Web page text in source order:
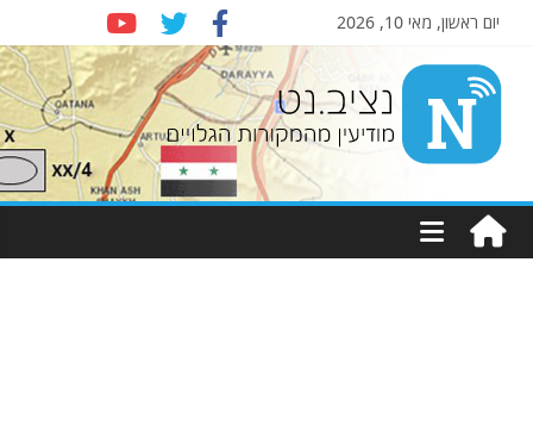
יום ראשון, מאי 10, 2026
Nziv.net
מודיעין
מהמקורות